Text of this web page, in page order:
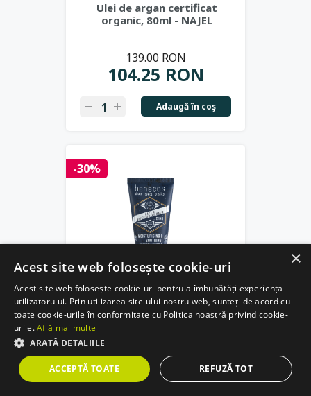
Ulei de argan certificat
organic, 80ml - NAJEL
104.25 RON
139.00 RON
Adaugă în coş
-30%
(0) 0
Balsam after-shave bio,
hidratant si calmant, 50ml -
34.57 RON
×
Acest site web folosește cookie-uri
Acest site web folosește cookie-uri pentru a îmbunătăți experiența
utilizatorului. Prin utilizarea site-ului nostru web, sunteți de acord cu
toate cookie-urile în conformitate cu Politica noastră privind cookie-
urile.Află mai multe
ARATĂ DETALIILE
ACCEPTĂ TOATE REFUZĂ TOT